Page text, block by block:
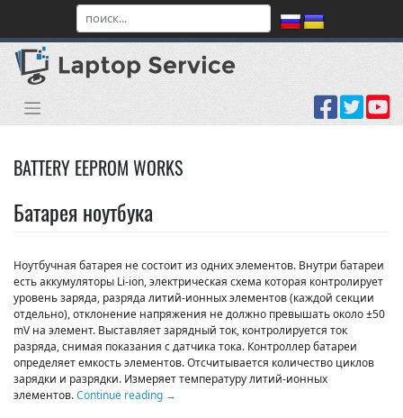
content
BATTERY EEPROM WORKS
Батарея ноутбука
Ноутбучная батарея не состоит из одних элементов. Внутри батареи
есть аккумуляторы Li-ion, электрическая схема которая контролирует
уровень заряда, разряда литий-ионных элементов (каждой секции
отдельно), отклонение напряжения не должно превышать около ±50
mV на элемент. Выставляет зарядный ток, контролируется ток
разряда, снимая показания с датчика тока. Контроллер батареи
определяет емкость элементов. Отсчитывается количество циклов
зарядки и разрядки. Измеряет температуру литий-ионных
элементов.Continue reading →